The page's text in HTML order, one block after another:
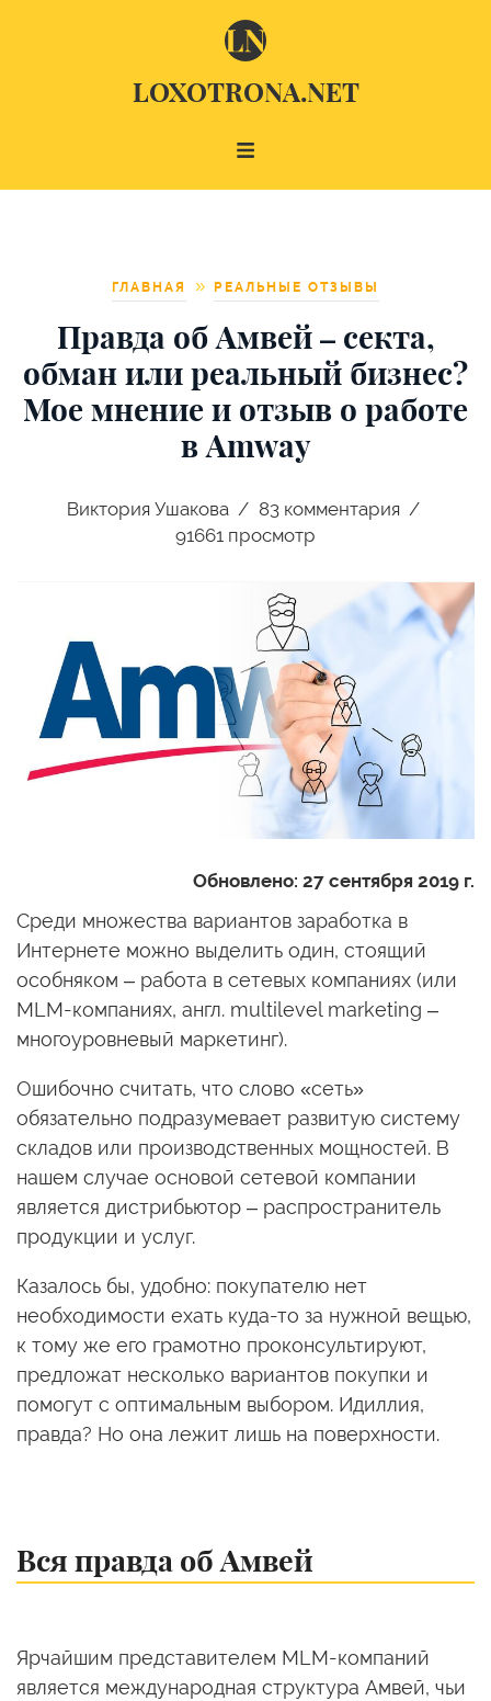
LOXOTRONA.NET
ГЛАВНАЯ РЕАЛЬНЫЕ ОТЗЫВЫ
Правда об Амвей – секта,
обман или реальный бизнес?
Мое мнение и отзыв о работе
в Amway
Виктория Ушакова 83комментария
91661 просмотр
Обновлено: 27 сентября 2019 г.
Среди множества вариантов заработка в
Интернете можно выделить один, стоящий
особняком – работа в сетевых компаниях (или
MLM-компаниях, англ. multilevel marketing –
многоуровневый маркетинг).
Ошибочно считать, что слово «сеть»
обязательно подразумевает развитую систему
складов или производственных мощностей. В
нашем случае основой сетевой компании
является дистрибьютор – распространитель
продукции и услуг.
Казалось бы, удобно: покупателю нет
необходимости ехать куда-то за нужной вещью,
к тому же его грамотно проконсультируют,
предложат несколько вариантов покупки и
помогут с оптимальным выбором. Идиллия,
правда? Но она лежит лишь на поверхности.
Вся правда об Амвей
Ярчайшим представителем MLM-компаний
является международная структура Амвей, чьи